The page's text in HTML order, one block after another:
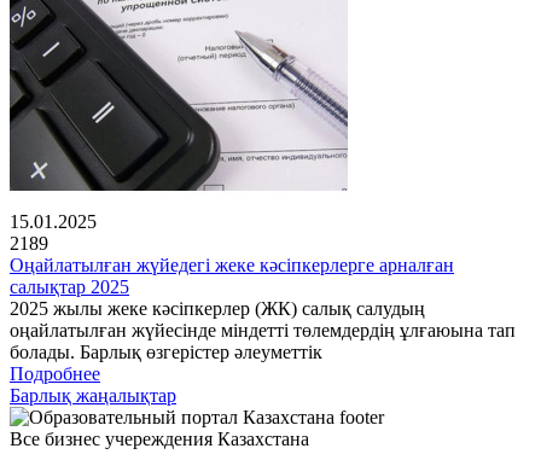
15.01.2025
2189
Оңайлатылған жүйедегі жеке кәсіпкерлерге арналған
салықтар 2025
2025 жылы жеке кәсіпкерлер (ЖК) салық салудың
оңайлатылған жүйесінде міндетті төлемдердің ұлғаюына тап
болады. Барлық өзгерістер әлеуметтік
Подробнее
Барлық жаңалықтар
Все бизнес учереждения Казахстана